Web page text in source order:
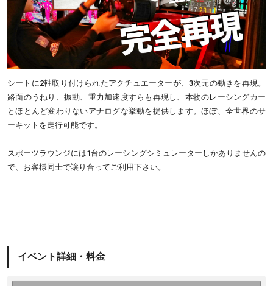
シートに2軸取り付けられたアクチュエーターが、3次元の動きを再現。
路面のうねり、振動、重力加速度すらも再現し、本物のレーシングカー
とほとんど変わりないアナログな挙動を提供します。ほぼ、全世界のサ
ーキットを走行可能です。
スポーツラウンジには1台のレーシングシミュレーターしかありませんの
で、お客様同士で譲り合ってご利用下さい。
イベント詳細・料金